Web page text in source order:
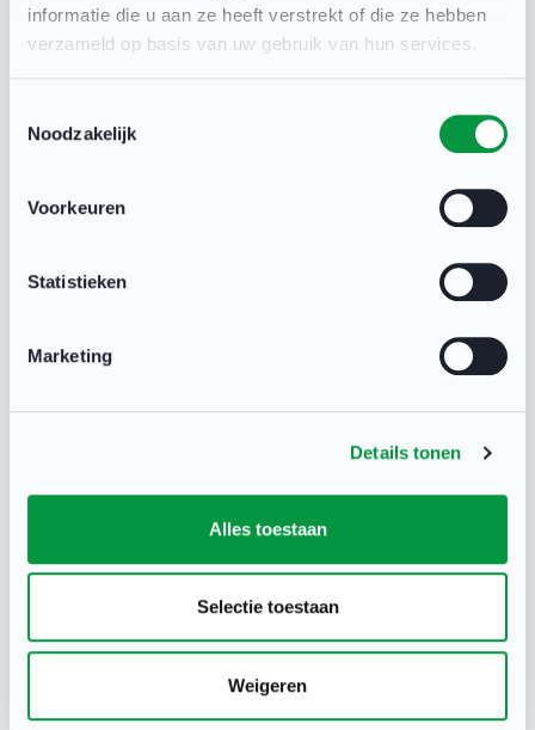
informatie die u aan ze heeft verstrekt of die ze hebben
verzameld op basis van uw gebruik van hun services.
Noodzakelijk
Voorkeuren
Statistieken
Marketing
Details tonen
Alles toestaan
Selectie toestaan
Weigeren
promoten. Naast het aanmaken van jouw aanbod
kan je makkelijk zien wie zich aanmeldt en waar
aanpassen op de behoefte van de potentiële
beweegaanbieders om zichzelf goed te etaleren!
Hoe het werkt? Simpel, ga naar
promoot direct de activiteiten van jouw
Hulp nodig? Neem dan contact met ons op via
iksportmee@roermond.nl.
Deel deze pagina